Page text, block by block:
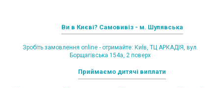
Ви в Києві? Самовивіз - м. Шулявська
Зробіть замовлення online - отримайте: КиЇв, ТЦ АРКАДІЯ, вул.
Борщагівська 154а, 2 поверх
Приймаємо дитячі виплати